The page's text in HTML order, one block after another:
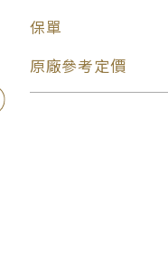
保單
原廠參考定價